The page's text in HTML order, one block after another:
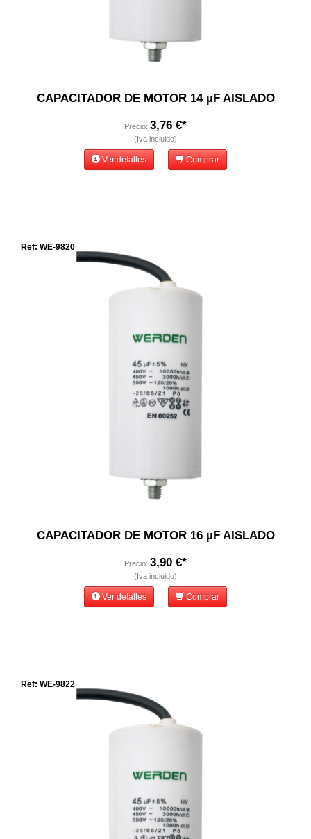
CAPACITADOR DE MOTOR 14 µF AISLADO
Precio: 3,76 €*
(Iva incluido)
Ver detalles Comprar
Ref: WE-9820
CAPACITADOR DE MOTOR 16 µF AISLADO
Precio: 3,90 €*
(Iva incluido)
Ver detalles Comprar
Ref: WE-9822